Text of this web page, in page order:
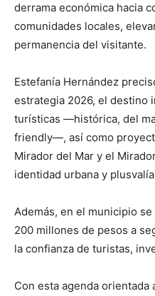
derrama económica hacia
comunidades locales,
permanencia del visitante.
Estefanía Hernández
estrategia 2026, el destino
turísticas —histórica, del
friendly—, así como
Mirador del Mar y el
identidad urbana y
Además, en el municipio
200 millones de pesos a
la confianza de turistas,
Con esta agenda orientada